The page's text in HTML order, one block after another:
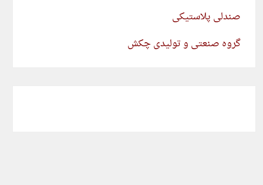
صندلی پلاستیکی
گروه صنعتی و تولیدی چکش